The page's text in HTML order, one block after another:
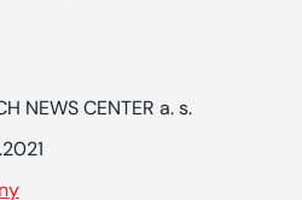
NEWS CENTER a. s.